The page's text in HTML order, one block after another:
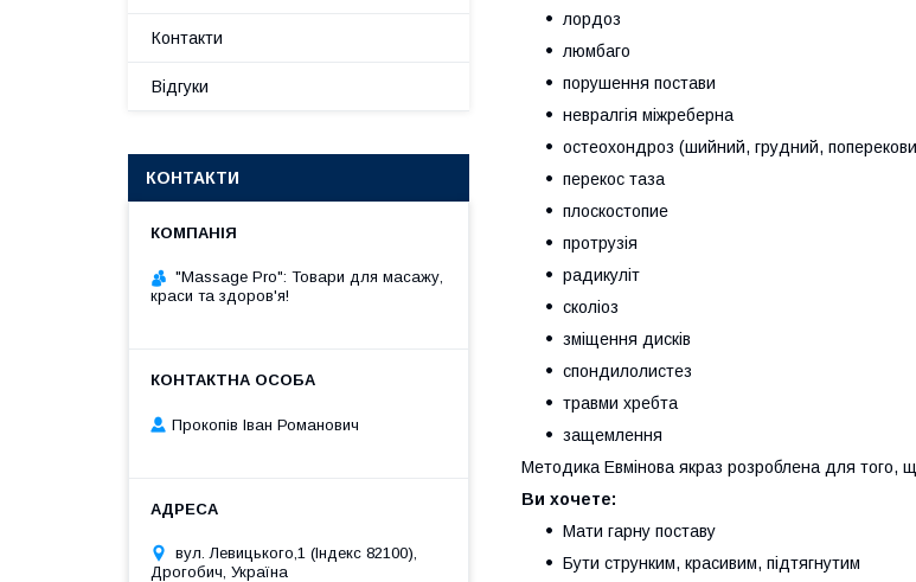
лордоз
люмбаго
порушення постави
невралгія міжреберна
остеохондроз (шийний, грудний,
перекос таза
плоскостопие
протрузія
радикуліт
сколіоз
зміщення дисків
спондилолистез
травми хребта
защемлення
Методика Евмінова якраз розроблена для того,
Ви хочете:
Мати гарну поставу
Бути струнким, красивим, підтягнутим
Контакти
Відгуки
КОНТАКТИ
"Massage Pro": Товари для масажу,
краси та здоров'я!
Прокопів Іван Романович
вул. Левицького,1 (Індекс 82100),
Дрогобич, Україна